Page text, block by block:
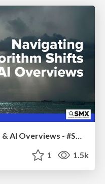
Navigating Algorithm Shifts & AI Overviews - #SMXNext
1 1.5k